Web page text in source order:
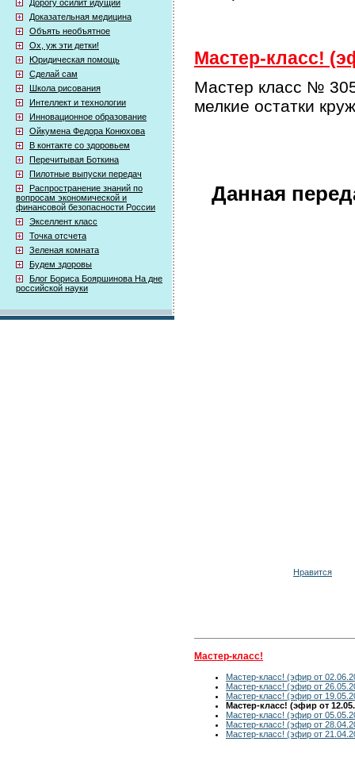
Дорогу осилит идущий
Доказательная медицина
Объять необъятное
Ох, уж эти детки!
Юридическая помощь
Сделай сам
Школа рисования
Интеллект и технологии
Инновационное образование
Ойкумена Федора Конюхова
В контакте со здоровьем
Перечитывая Боткина
Пилотные выпуски передач
Распространение знаний по
вопросам экономической и
финансовой безопасности России
Экселлент класс
Точка отсчета
Зеленая комната
Будем здоровы
Блог Бориса Бояршинова На дне
российской науки
Мастер-класс!
Мастер класс №
мелкие остатки
Данная
Нравится
Мастер-класс!
Мастер-класс! (эфир от
Мастер-класс! (эфир от
Мастер-класс! (эфир от
Мастер-класс! (эфир от
Мастер-класс! (эфир от
Мастер-класс! (эфир от
Мастер-класс! (эфир от